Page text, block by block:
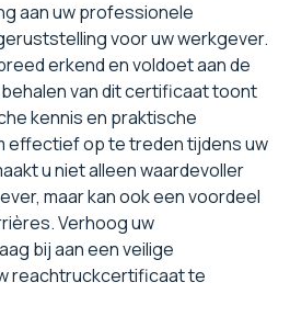
aan uw professionele
voor uw werkgever.
erkend en voldoet aan de
van dit certificaat toont
kennis en praktische
effectief op te treden tijdens uw
u niet alleen waardevoller
maar kan ook een voordeel
Verhoog uw
bij aan een veilige
reachtruckcertificaat te